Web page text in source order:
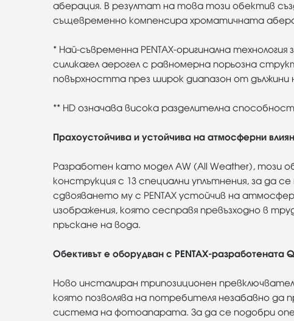
аберация. В резултат на това този обектив
същевременно компенсира хроматичната
* Най-съвременна PENTAX-оригинална
силикагел аерогел с равномерна порьозна
повърхността през широк диапазон от дължини
** HD означава висока разделителна
Прахоустойчива и устойчива на атмосферни
Разработен като модел AW (All Weather), този
конструкция с 13 специални уплътнения, за
сдвояването му с PENTAX устойчив на
изображения, която сесправя превъзходно в
пръскане на вода.
Обективът е оборудван с PENTAX-разработената
Ново инсталиран трипозиционен
която позволява на потребителя незабавно
система на фотоапарата. За да се подобри